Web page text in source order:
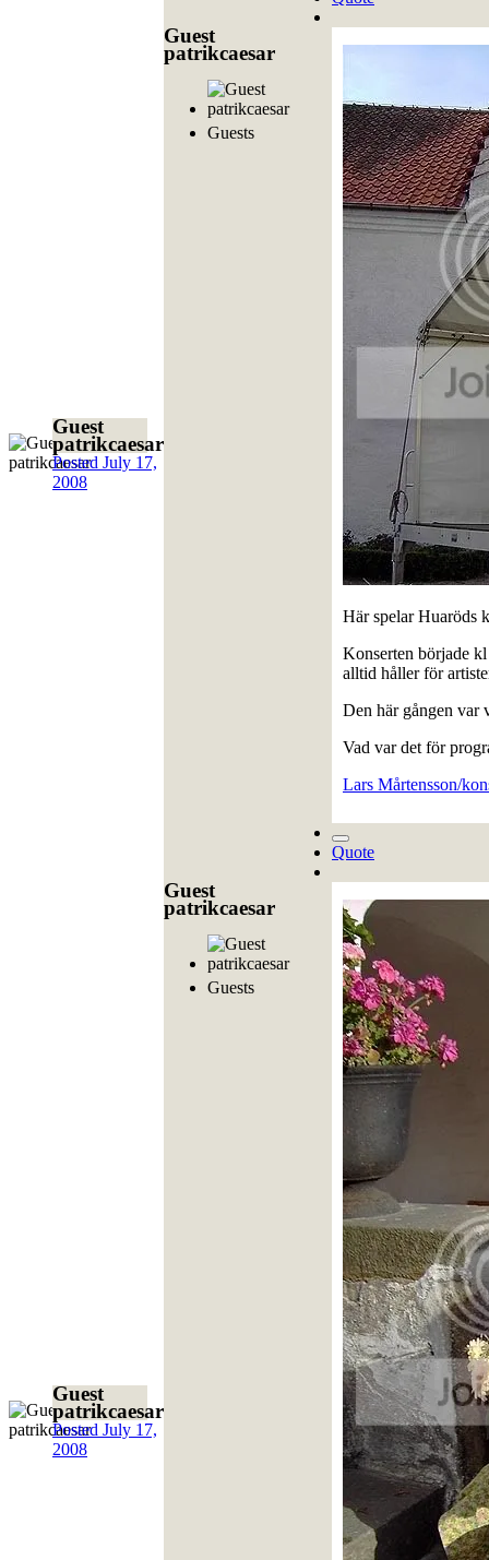
Guest
patrikcaesar
Posted July 17,
2008
Guest
patrikcaesar
Guests
Här spelar Huaröds
Konserten började
alltid håller för
Den här gången var
Vad var det för
Lars Mårtensson/
Quote
Guest
patrikcaesar
Posted July 17,
2008
Guest
patrikcaesar
Guests